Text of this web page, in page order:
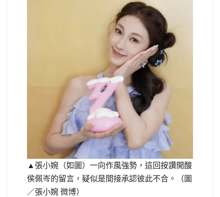
▲張小婉（如圖）一向作風強勢，這回按讚開酸
侯佩岑的留言，疑似是間接承認彼此不合。（圖
／張小婉 微博）